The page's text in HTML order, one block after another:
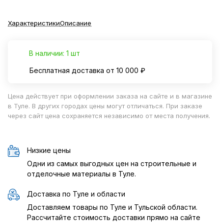
ХарактеристикиОписание
В наличии: 1 шт
Бесплатная доставка от 10 000 ₽
Цена действует при оформлении заказа на сайте и в магазине
в Туле. В других городах цены могут отличаться. При заказе
через сайт цена сохраняется независимо от места получения.
Низкие цены
Одни из самых выгодных цен на строительные и
отделочные материалы в Туле.
Доставка по Туле и области
Доставляем товары по Туле и Тульской области.
Рассчитайте стоимость доставки прямо на сайте